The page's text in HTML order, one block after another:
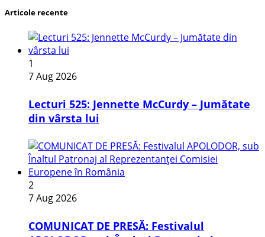
Articole recente
1
7 Aug 2026
Lecturi 525: Jennette McCurdy – Jumătate
din vârsta lui
2
7 Aug 2026
COMUNICAT DE PRESĂ: Festivalul